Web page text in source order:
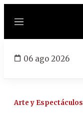
Menú
06 ago 2026
Arte y Espectáculos